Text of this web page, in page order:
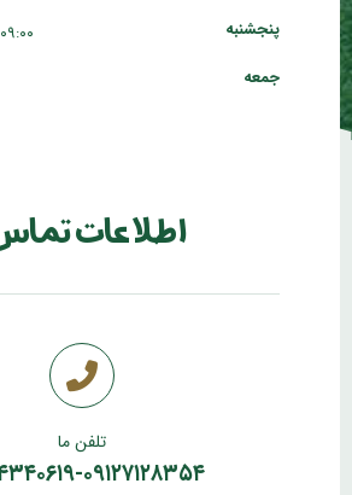
پنجشنبه
۰۹:۰۰ صبح - ۰۵:۰۰ عصر
جمعه
اطلاعات
تلفن ما
۰۲۱۴۴۳۴۰۶۱۹-